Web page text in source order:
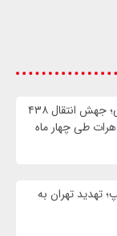
رشد کم‌سابقه حمل‌ونقل ریلی؛ جهش انتقال ۴۳۸
طی چهار ماه
تهدید تهران به